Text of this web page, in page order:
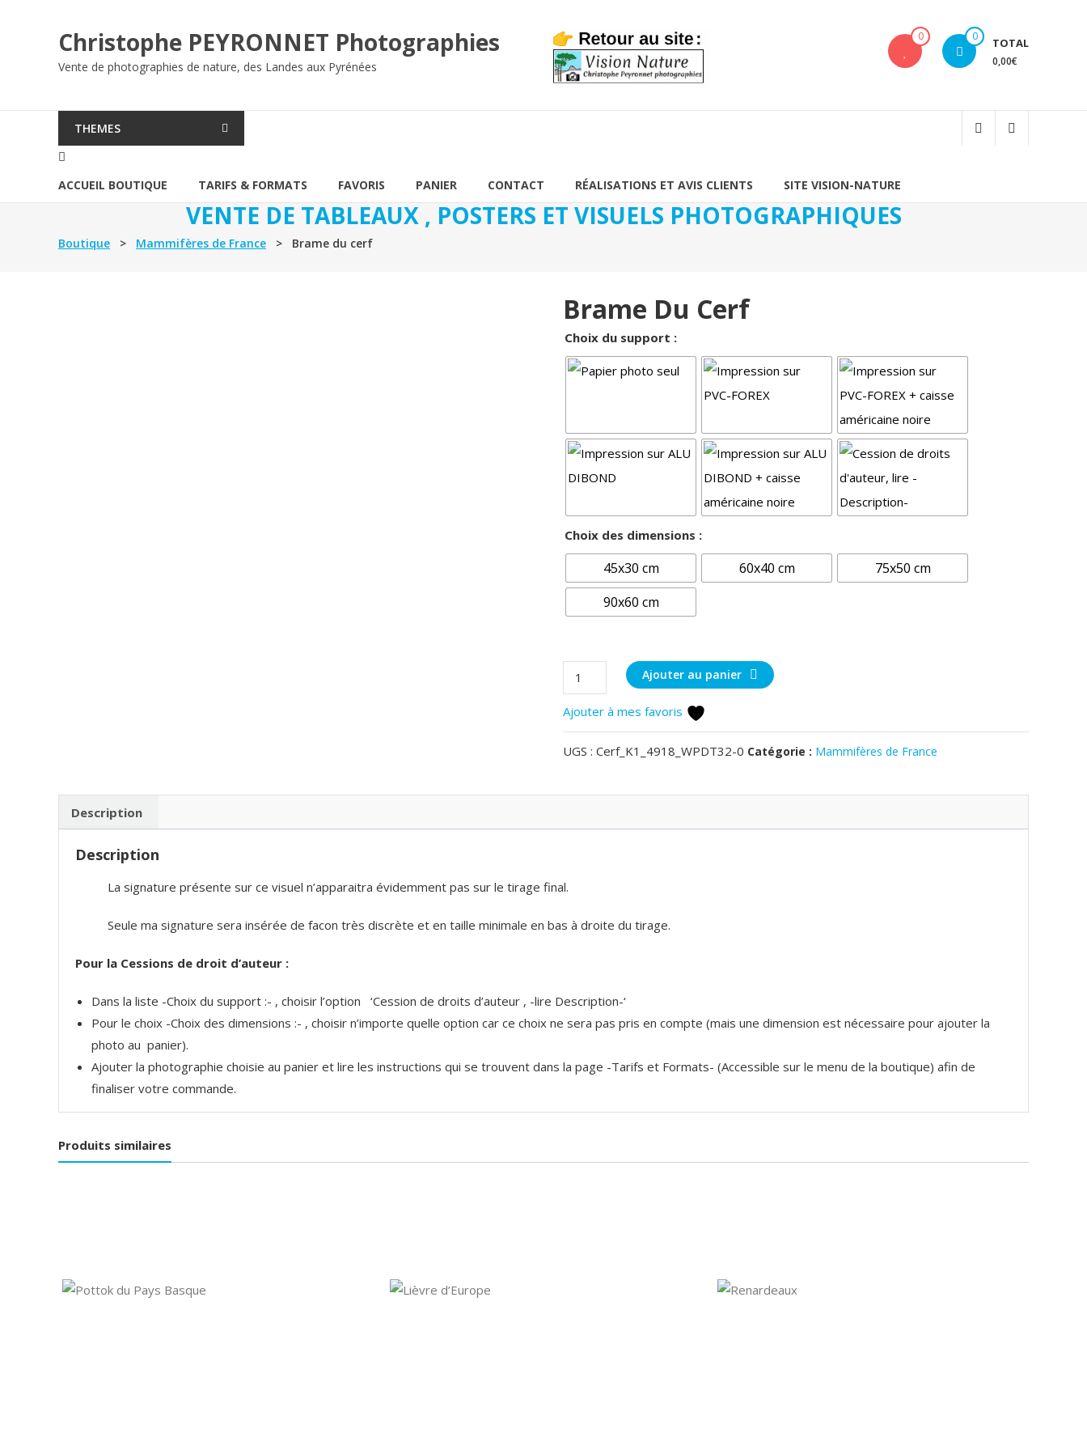
Christophe PEYRONNET Photographies
Vente de photographies de nature, des Landes aux Pyrénées
0 0 TOTAL
0,00€
THEMES
ACCUEIL BOUTIQUE TARIFS & FORMATS FAVORIS PANIER CONTACT RÉALISATIONS ET AVIS CLIENTS SITE VISION-NATURE
VENTE DE TABLEAUX , POSTERS ET VISUELS PHOTOGRAPHIQUES
Boutique > Mammifères de France > Brame du cerf
Brame Du Cerf
Choix du support :
Choix des dimensions :
45x30 cm 60x40 cm
75x50 cm
90x60 cm
quantité
de
Brame
du
cerf
Ajouter au panier
Ajouter à mes favoris
UGS : Cerf_K1_4918_WPDT32-0 Catégorie : Mammifères de France
Description
Description
La signature présente sur ce visuel n’apparaitra évidemment pas sur le tirage final.
Seule ma signature sera insérée de facon très discrète et en taille minimale en bas à droite du tirage.
Pour la Cessions de droit d’auteur :
Dans la liste -Choix du support :- , choisir l’option ‘Cession de droits d’auteur , -lire Description-‘
Pour le choix -Choix des dimensions :- , choisir n’importe quelle option car ce choix ne sera pas pris en compte (mais une dimension est nécessaire pour ajouter la
photo au panier).
Ajouter la photographie choisie au panier et lire les instructions qui se trouvent dans la page -Tarifs et Formats- (Accessible sur le menu de la boutique) afin de
finaliser votre commande.
Produits similaires